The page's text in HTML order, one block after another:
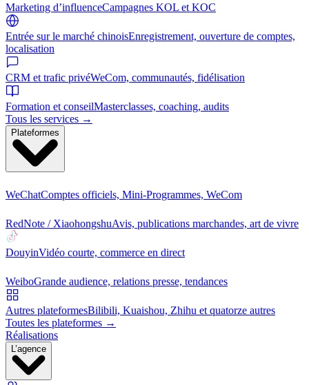
Marketing d’influenceCampagnes KOL et KOC
Entrée sur le marché chinoisEnregistrement, ouverture de comptes,
localisation
CRM et trafic privéWeCom, communautés, fidélisation
Formation et conseilMasterclasses, coaching, audits
Tous les services →
Plateformes
WeChatComptes officiels, Mini-Programmes, WeCom
RedNote / XiaohongshuAvis, publications marchandes, art de vivre
DouyinVidéo courte, commerce en direct
WeiboGrande audience, relations presse, tendances
Autres plateformesBilibili, Kuaishou, Zhihu et quatorze autres
Toutes les plateformes →
Réalisations
L’agence